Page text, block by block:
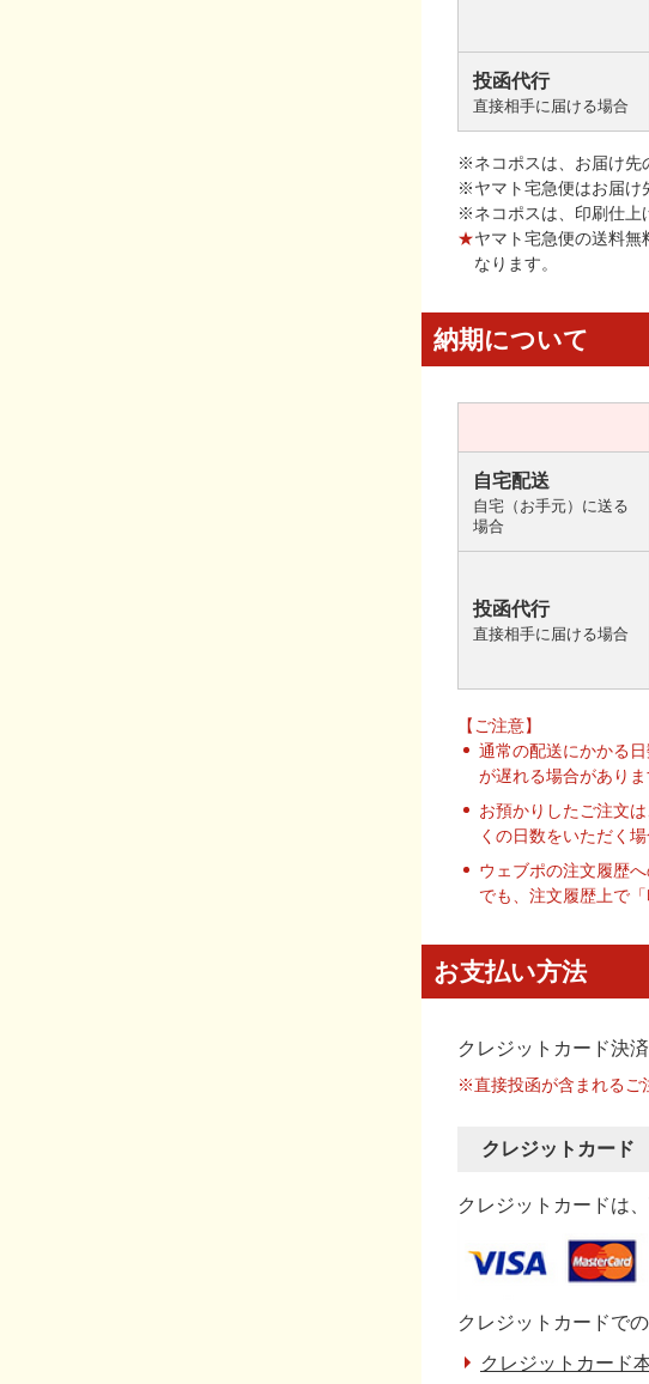
投函代行
直接相手に届ける場合
※ネコポスは、お届け先
※ヤマト宅急便はお届け
※ネコポスは、印刷仕上
★ヤマト宅急便の送料
なります。
納期について
自宅配送
自宅（お手元）に送る
場合
投函代行
直接相手に届ける場合
【ご注意】
通常の配送にかかる
が遅れる場合がありま
お預かりしたご注文
くの日数をいただく
ウェブポの注文履歴
でも、注文履歴上で
お支払い方法
クレジットカード決
※直接投函が含まれるご
クレジットカード
クレジットカードは
クレジットカードで
クレジットカード